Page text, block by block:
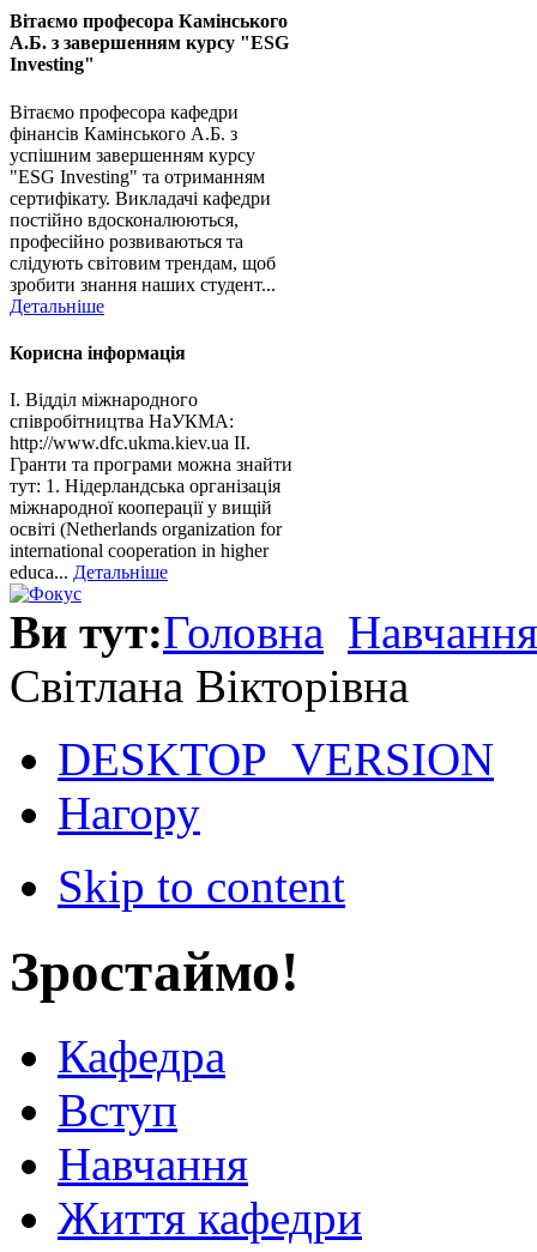
Вітаємо професора Камінського
А.Б. з завершенням курсу "ESG
Investing"
Вітаємо професора кафедри
фінансів Камінського А.Б. з
успішним завершенням курсу
"ESG Investing" та отриманням
сертифікату. Викладачі кафедри
постійно вдосконалюються,
професійно розвиваються та
слідують світовим трендам, щоб
зробити знання наших студент...
Детальніше
Корисна інформація
І. Відділ міжнародного
співробітництва НаУКМА:
http://www.dfc.ukma.kiev.ua ІІ.
Гранти та програми можна знайти
тут: 1. Нідерландська організація
міжнародної кооперації у вищій
освіті (Netherlands organization for
international cooperation in higher
educa... Детальніше
Ви тут:Головна Навчання
Світлана Вікторівна
DESKTOP_VERSION
Нагору
Skip to content
Зростаймо!
Кафедра
Вступ
Навчання
Життя кафедри